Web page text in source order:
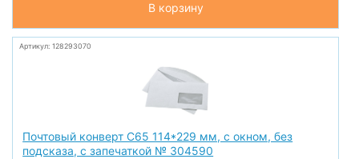
В корзину
Артикул: 128293070
Почтовый конверт С65 114*229 мм, с окном, без
подсказа, с запечаткой № 304590